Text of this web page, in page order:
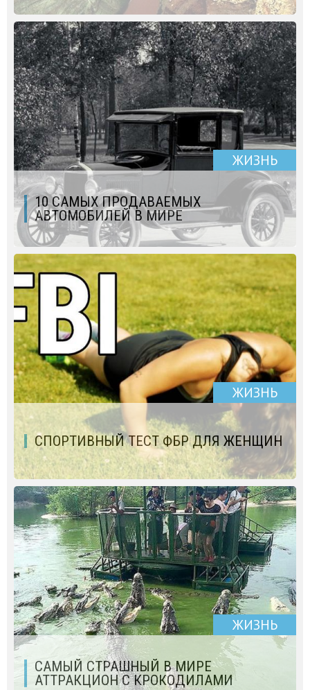
ЖИЗНЬ
10 САМЫХ ПРОДАВАЕМЫХ
АВТОМОБИЛЕЙ В МИРЕ
ЖИЗНЬ
СПОРТИВНЫЙ ТЕСТ ФБР ДЛЯ ЖЕНЩИН
ЖИЗНЬ
САМЫЙ СТРАШНЫЙ В МИРЕ
АТТРАКЦИОН С КРОКОДИЛАМИ